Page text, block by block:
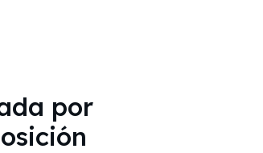
por